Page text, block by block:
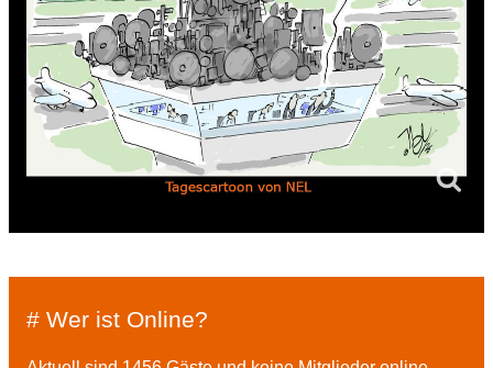
# Wer ist Online?